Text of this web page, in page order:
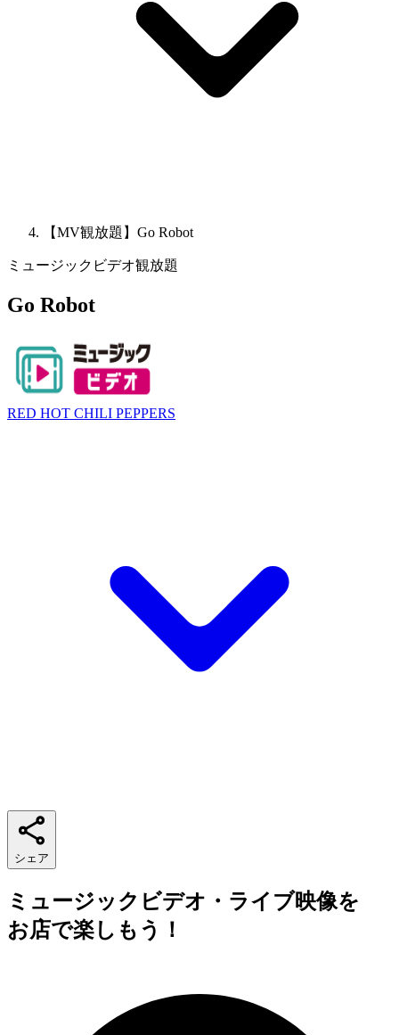
【MV観放題】Go Robot
ミュージックビデオ観放題
Go Robot
RED HOT CHILI PEPPERS
シェア
ミュージックビデオ・ライブ映像を
お店で楽しもう！